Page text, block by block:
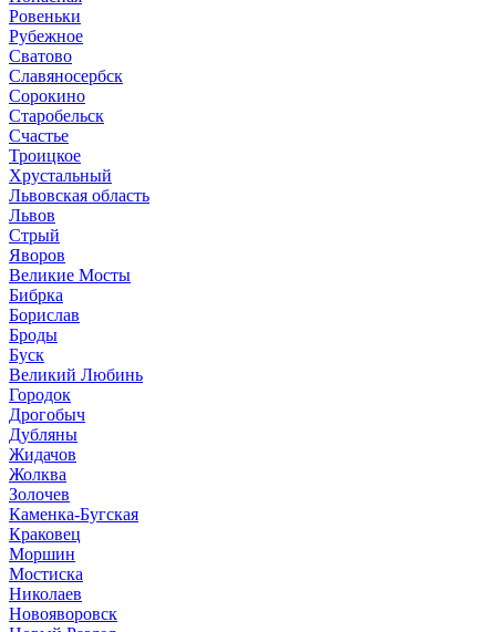
Ровеньки
Рубежное
Сватово
Славяносербск
Сорокино
Старобельск
Счастье
Троицкое
Хрустальный
Львовская область
Львов
Стрый
Яворов
Великие Мосты
Бибрка
Борислав
Броды
Буск
Великий Любинь
Городок
Дрогобыч
Дубляны
Жидачов
Жолква
Золочев
Каменка-Бугская
Краковец
Моршин
Мостиска
Николаев
Новояворовск